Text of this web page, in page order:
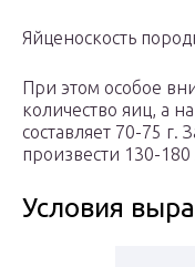
Яйценоскость
При этом особое
количество яиц, а
составляет 70-75 г.
произвести 130-180
Условия